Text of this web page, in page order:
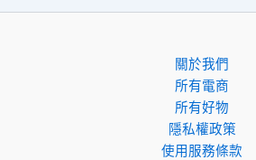
關於我們
所有電商
所有好物
隱私權政策
使用服務條款